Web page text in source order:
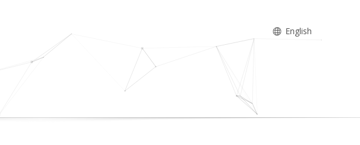
English